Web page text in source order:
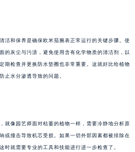
洁和保养是确保欧米茄腕表正常运行的关键步骤。使
的灰尘与污渍，避免使用含有化学物质的清洁剂，以
期检查并更换防水垫圈也非常重要。这就好比给植物
止水分渗透导致的问题。
就像园艺师面对枯萎的植物一样，需要冷静地分析原
或撞击导致机芯受损。如果一切外部因素都被排除在
时就需要专业的工具和技能进行进一步检查了。